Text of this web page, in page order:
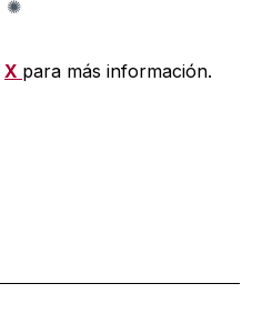
X para más información.